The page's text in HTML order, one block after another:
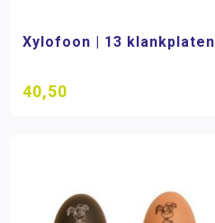
Xylofoon | 13 klankplaten
40,50